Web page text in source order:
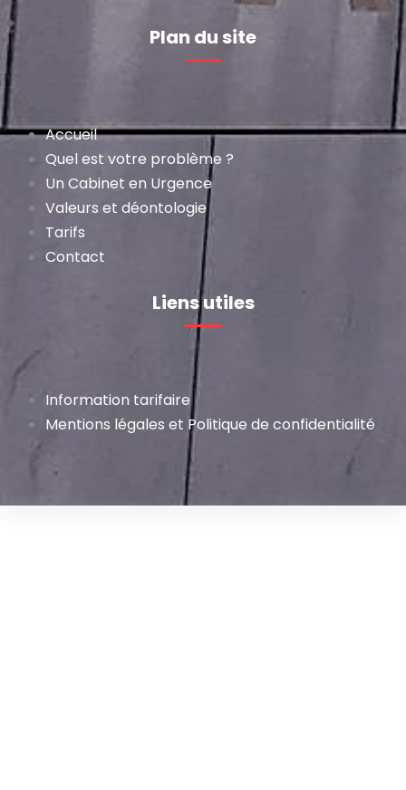
Plan du site
Accueil
Quel est votre problème ?
Un Cabinet en Urgence
Valeurs et déontologie
Tarifs
Contact
Liens utiles
Information tarifaire
Mentions légales et Politique de confidentialité